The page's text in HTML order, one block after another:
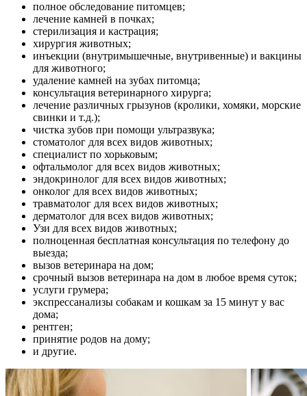
полное обследование питомцев;
лечение камней в почках;
стерилизация и кастрация;
хирургия животных;
инъекции (внутримышечные, внутривенные) и вакцины
для животного;
удаление камней на зубах питомца;
консультация ветеринарного хирурга;
лечение различных грызунов (кролики, хомяки, морские
свинки и т.д.);
чистка зубов при помощи ультразвука;
стоматолог для всех видов животных;
специалист по хорьковым;
офтальмолог для всех видов животных;
эндокринолог для всех видов животных;
онколог для всех видов животных;
травматолог для всех видов животных;
дерматолог для всех видов животных;
Узи для всех видов животных;
полноценная бесплатная консультация по телефону до
выезда;
вызов ветеринара на дом;
срочный вызов ветеринара на дом в любое время суток;
услуги грумера;
экспрессанализы собакам и кошкам за 15 минут у вас
дома;
рентген;
принятие родов на дому;
и другие.